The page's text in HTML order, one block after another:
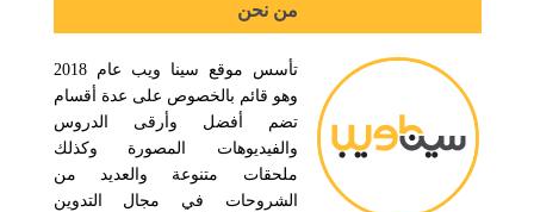
من نحن
تأسس موقع سينا ويب عام 2018
وهو قائم بالخصوص على عدة أقسام
تضم أفضل وأرقى الدروس
والفيديوهات المصورة وكذلك
ملحقات متنوعة والعديد من
الشروحات في مجال التدوين